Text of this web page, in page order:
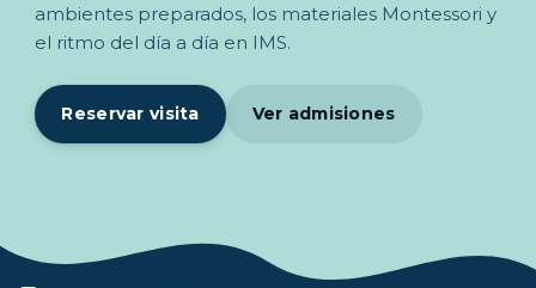
ambientes preparados, los materiales Montessori y
el ritmo del día a día en IMS.
Reservar visita Ver admisiones